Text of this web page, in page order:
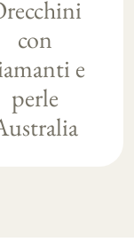
con
e
perle